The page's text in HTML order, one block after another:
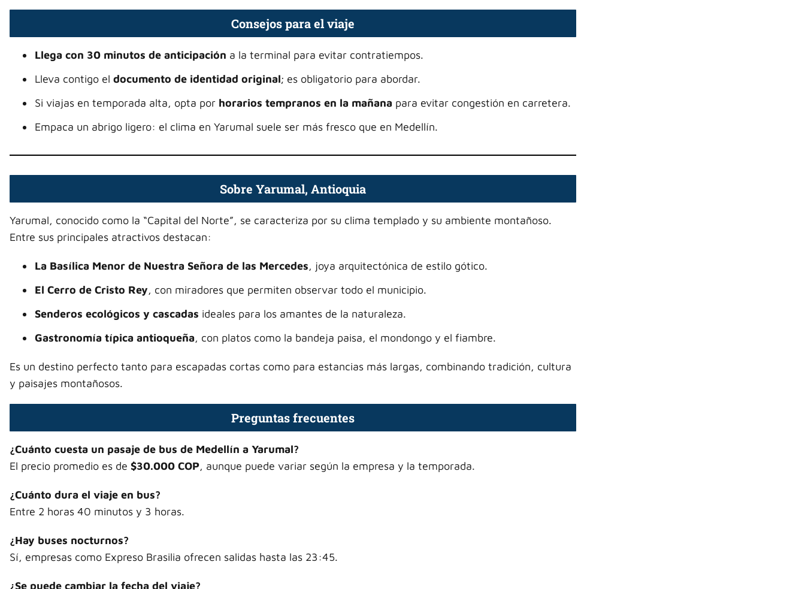
Consejos para el viaje
Llega con 30 minutos de anticipación a la terminal para evitar contratiempos.
Lleva contigo el documento de identidad original; es obligatorio para abordar.
Si viajas en temporada alta, opta por horarios tempranos en la mañana para evitar congestión en carretera.
Empaca un abrigo ligero: el clima en Yarumal suele ser más fresco que en Medellín.
Sobre Yarumal, Antioquia
Yarumal, conocido como la “Capital del Norte”, se caracteriza por su clima templado y su ambiente montañoso.
Entre sus principales atractivos destacan:
La Basílica Menor de Nuestra Señora de las Mercedes, joya arquitectónica de estilo gótico.
El Cerro de Cristo Rey, con miradores que permiten observar todo el municipio.
Senderos ecológicos y cascadas ideales para los amantes de la naturaleza.
Gastronomía típica antioqueña, con platos como la bandeja paisa, el mondongo y el fiambre.
Es un destino perfecto tanto para escapadas cortas como para estancias más largas, combinando tradición, cultura
y paisajes montañosos.
Preguntas frecuentes
¿Cuánto cuesta un pasaje de bus de Medellín a Yarumal?
El precio promedio es de $30.000 COP, aunque puede variar según la empresa y la temporada.
¿Cuánto dura el viaje en bus?
Entre 2 horas 40 minutos y 3 horas.
¿Hay buses nocturnos?
Sí, empresas como Expreso Brasilia ofrecen salidas hasta las 23:45.
¿Se puede cambiar la fecha del viaje?